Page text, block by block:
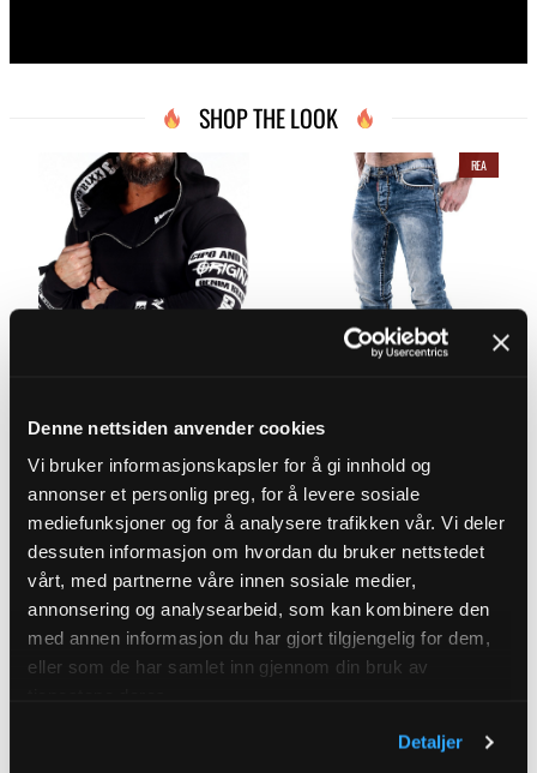
Denne nettsiden anvender cookies
Vi bruker informasjonskapsler for å gi innhold og
annonser et personlig preg, for å levere sosiale
mediefunksjoner og for å analysere trafikken vår. Vi deler
dessuten informasjon om hvordan du bruker nettstedet
vårt, med partnerne våre innen sosiale medier,
annonsering og analysearbeid, som kan kombinere den
med annen informasjon du har gjort tilgjengelig for dem,
eller som de har samlet inn gjennom din bruk av
Detaljer
SHOP THE LOOK
ORIGINAL LIVE CIPO & BAXX HOODIE - SVART
Pris:799 kr
799 kr
Betyg: (208)4.5 utav 5 stjärnor
LÄGG I VARUKORGEN
REA
Nuvarande pris:899 kr
pris:999 kr
899 kr999 kr
Betyg: (353)4.5 utav 5 stjärnor
LÄGG I VARUKORGEN